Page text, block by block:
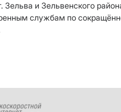
и Зельвенского
службам по